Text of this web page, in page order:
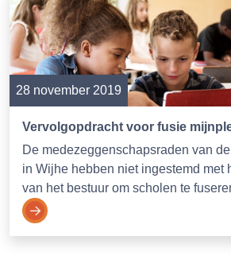
28 november 2019
Vervolgopdracht voor fusie
De medezeggenschapsraden van
in Wijhe hebben niet ingestemd met
van het bestuur om scholen te